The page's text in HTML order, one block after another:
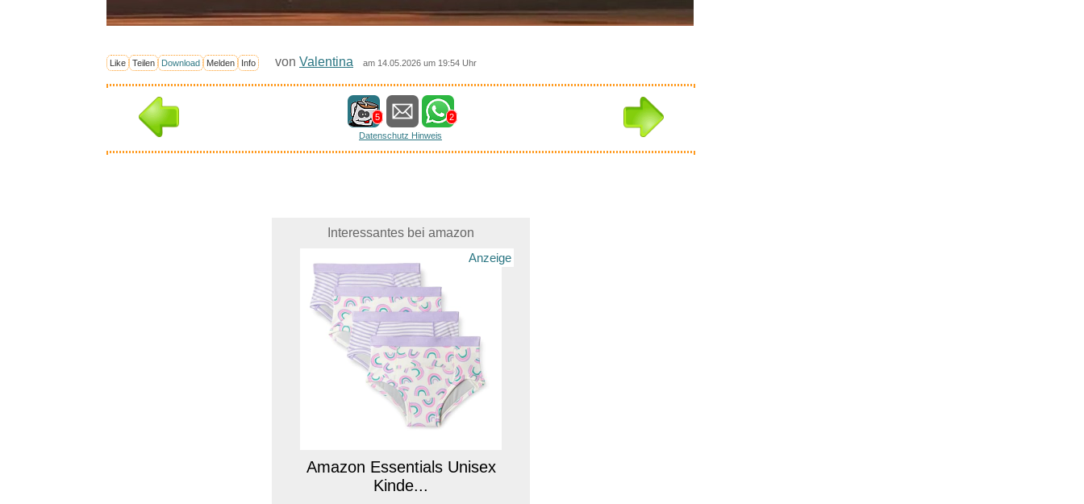
Like Teilen Download Melden Info von Valentina am 14.05.2026 um 19:54 Uhr
5
2
Datenschutz Hinweis
Interessantes bei amazon
Anzeige
Amazon Essentials Unisex
Kinde...